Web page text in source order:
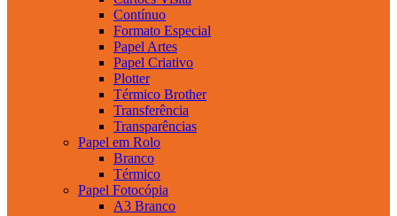
Contínuo
Formato Especial
Papel Artes
Papel Criativo
Plotter
Térmico Brother
Transferência
Transparências
Papel em Rolo
Branco
Térmico
Papel Fotocópia
A3 Branco